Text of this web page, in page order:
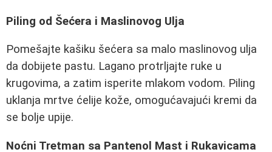
Piling od Šećera i Maslinovog Ulja
Pomešajte kašiku šećera sa malo maslinovog ulja
da dobijete pastu. Lagano protrljajte ruke u
krugovima, a zatim isperite mlakom vodom. Piling
uklanja mrtve ćelije kože, omogućavajući kremi da
se bolje upije.
Noćni Tretman sa Pantenol Mast i Rukavicama